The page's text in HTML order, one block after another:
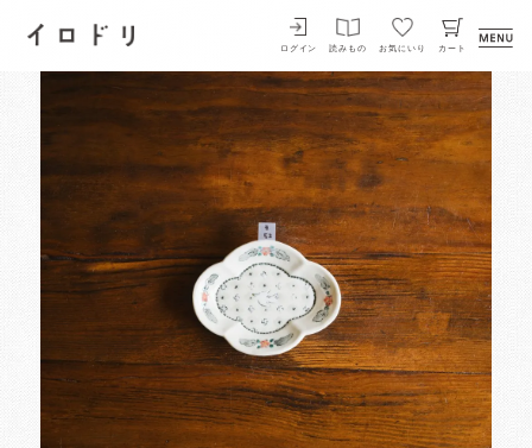
イロドリ
ログイン 読みもの お気にいり カート